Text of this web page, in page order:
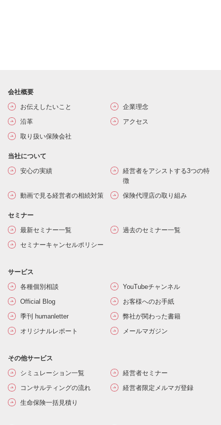
会社概要
お伝えしたいこと
企業理念
沿革
アクセス
取り扱い保険会社
当社について
安心の実績
経営者をアシストする3つの特
徴
動画で見る経営者の相続対策
保険代理店の取り組み
セミナー
最新セミナー一覧
過去のセミナー一覧
セミナーキャンセルポリシー
サービス
各種個別相談
YouTubeチャンネル
Official Blog
お客様へのお手紙
季刊 humanletter
弊社が関わった書籍
オリジナルレポート
メールマガジン
その他サービス
シミュレーション一覧
経営者セミナー
コンサルティングの流れ
経営者限定メルマガ登録
生命保険一括見積り